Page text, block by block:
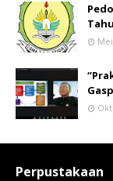
Perpustakaan